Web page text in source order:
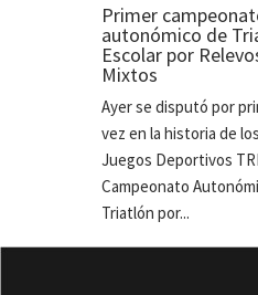
Primer
autonómico de
Escolar por
Mixtos
Ayer se disputó por
vez en la historia de los
Juegos Deportivos
Campeonato
Triatlón por...